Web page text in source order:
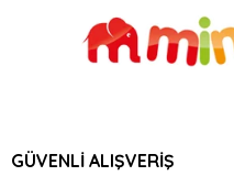
GÜVENLİ ALIŞVERİŞ